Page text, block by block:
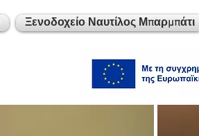
Ξενοδοχείο Ναυτίλος Μπαρμπάτι